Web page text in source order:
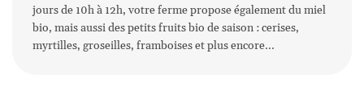
jours de 10h à 12h, votre ferme propose également du miel
bio, mais aussi des petits fruits bio de saison : cerises,
myrtilles, groseilles, framboises et plus encore...